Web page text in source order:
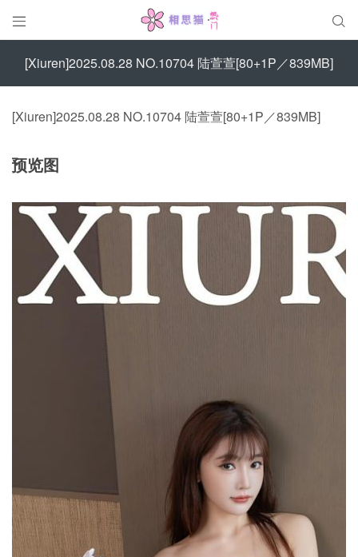
 
[Xiuren]2025.08.28 NO.10704 陆萱萱[80+1P／839MB]
[Xiuren]2025.08.28 NO.10704 陆萱萱[80+1P／839MB]
预览图